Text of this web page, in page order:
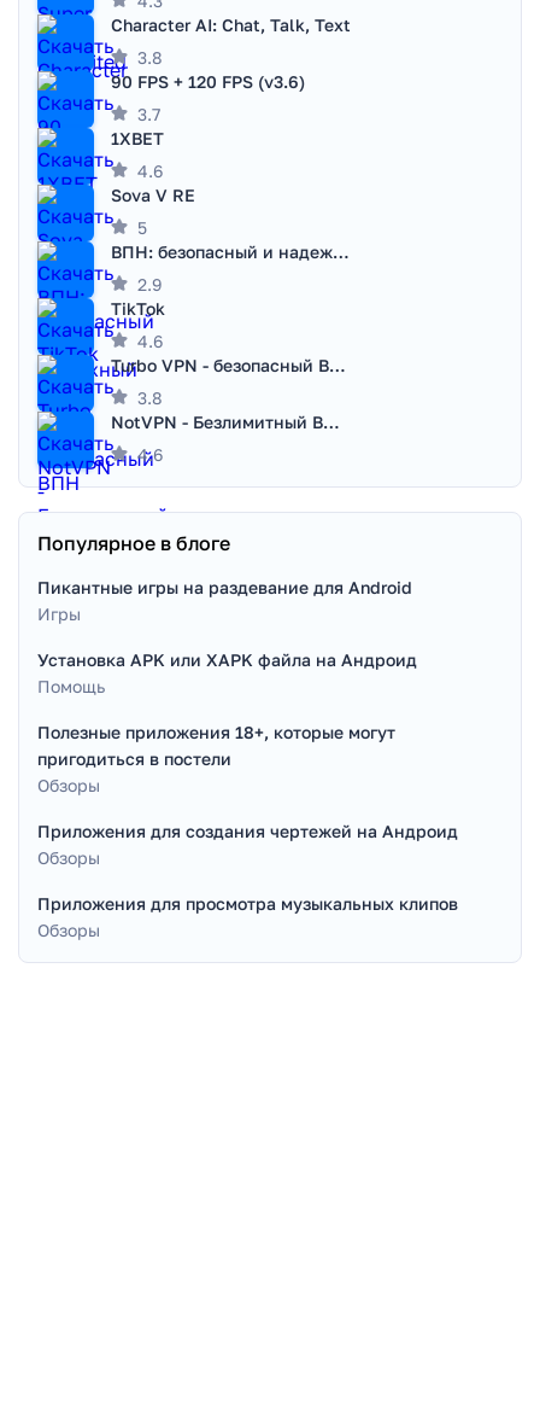
Character AI: Chat, Talk, Text
3.8
90 FPS + 120 FPS (v3.6)
3.7
1XBET
4.6
Sova V RE
5
ВПН: безопасный и надежный VPN
2.9
TikTok
4.6
Turbo VPN - безопасный ВПН
3.8
NotVPN - Безлимитный ВПН | VPN
4.6
Популярное в блоге
Пикантные игры на раздевание для Android
Игры
Установка APK или XAPK файла на Андроид
Помощь
Полезные приложения 18+, которые могут
пригодиться в постели
Обзоры
Приложения для создания чертежей на Андроид
Обзоры
Приложения для просмотра музыкальных клипов
Обзоры